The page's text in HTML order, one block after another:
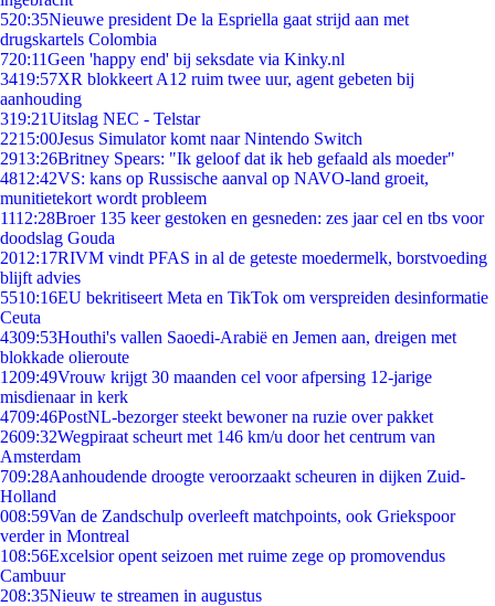
520:35Nieuwe president De la Espriella gaat strijd aan met
drugskartels Colombia
720:11Geen 'happy end' bij seksdate via Kinky.nl
3419:57XR blokkeert A12 ruim twee uur, agent gebeten bij
aanhouding
319:21Uitslag NEC - Telstar
2215:00Jesus Simulator komt naar Nintendo Switch
2913:26Britney Spears: "Ik geloof dat ik heb gefaald als moeder"
4812:42VS: kans op Russische aanval op NAVO-land groeit,
munitietekort wordt probleem
1112:28Broer 135 keer gestoken en gesneden: zes jaar cel en tbs voor
doodslag Gouda
2012:17RIVM vindt PFAS in al de geteste moedermelk, borstvoeding
blijft advies
5510:16EU bekritiseert Meta en TikTok om verspreiden desinformatie
Ceuta
4309:53Houthi's vallen Saoedi-Arabië en Jemen aan, dreigen met
blokkade olieroute
1209:49Vrouw krijgt 30 maanden cel voor afpersing 12-jarige
misdienaar in kerk
4709:46PostNL-bezorger steekt bewoner na ruzie over pakket
2609:32Wegpiraat scheurt met 146 km/u door het centrum van
Amsterdam
709:28Aanhoudende droogte veroorzaakt scheuren in dijken Zuid-
Holland
008:59Van de Zandschulp overleeft matchpoints, ook Griekspoor
verder in Montreal
108:56Excelsior opent seizoen met ruime zege op promovendus
Cambuur
208:35Nieuw te streamen in augustus